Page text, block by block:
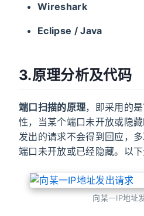
Wireshark
Eclipse / Java
3.原理分析及代码
端口扫描的原理，即采用的
性，当某个端口未开放或隐
发出的请求不会得到回应，
端口未开放或已经隐藏。以
向某一IP地址